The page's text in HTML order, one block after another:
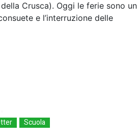
Crusca). Oggi le ferie sono un
e l’interruzione delle
Scuola